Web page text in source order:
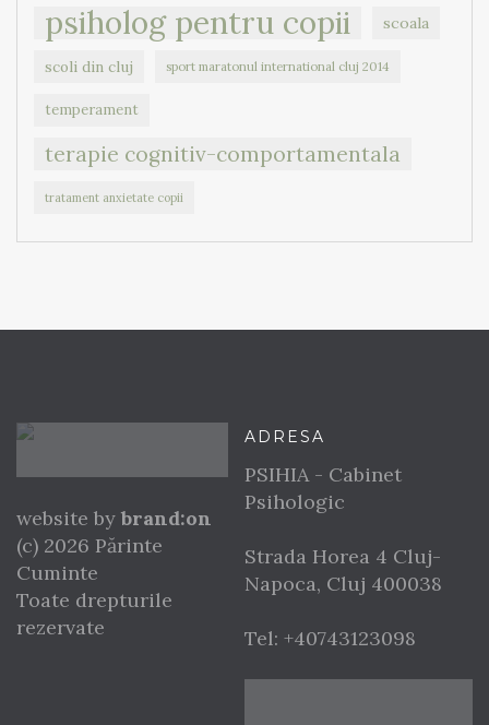
psiholog pentru copii
scoala
scoli din cluj sport maratonul international cluj 2014
temperament
terapie cognitiv-comportamentala
tratament anxietate copii
website by brand:on
(c) 2026 Părinte
Cuminte
Toate drepturile
rezervate
ADRESA
PSIHIA - Cabinet
Psihologic
Strada Horea 4 Cluj-
Napoca, Cluj 400038
Tel: +40743123098